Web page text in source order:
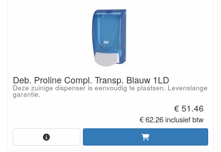
Deb. Proline Compl. Transp. Blauw 1LD
Deze zuinige dispenser is eenvoudig te plaatsen. Levenslange
garantie.
€ 51.46
€ 62.26 inclusief btw